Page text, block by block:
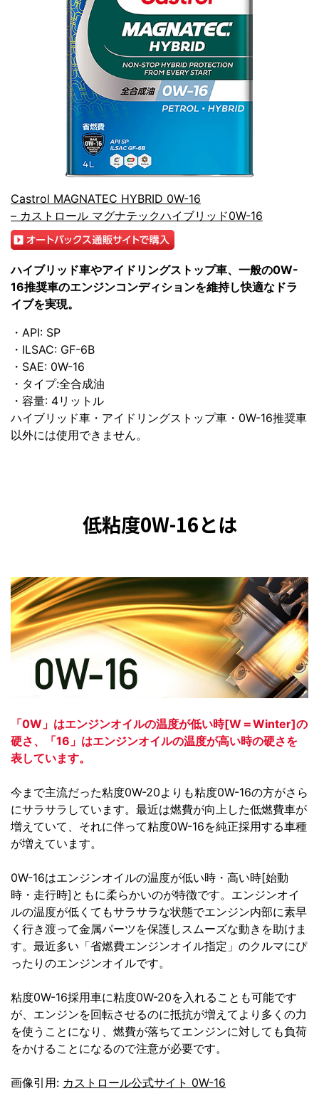
Castrol MAGNATEC HYBRID 0W-16
– カストロール マグナテックハイブリッド0W-16
ハイブリッド車やアイドリングストップ車、一般の0W-
16推奨車のエンジンコンディションを維持し快適なドラ
イブを実現。
・API: SP
・ILSAC: GF-6B
・SAE: 0W-16
・タイプ:全合成油
・容量: 4リットル
ハイブリッド車・アイドリングストップ車・0W-16推奨車
以外には使用できません。
低粘度0W-16とは
「0W」はエンジンオイルの温度が低い時[W＝Winter]の
硬さ、「16」はエンジンオイルの温度が高い時の硬さを
表しています。
今まで主流だった粘度0W-20よりも粘度0W-16の方がさら
にサラサラしています。最近は燃費が向上した低燃費車が
増えていて、それに伴って粘度0W-16を純正採用する車種
が増えています。
0W-16はエンジンオイルの温度が低い時・高い時[始動
時・走行時]ともに柔らかいのが特徴です。エンジンオイ
ルの温度が低くてもサラサラな状態でエンジン内部に素早
く行き渡って金属パーツを保護しスムーズな動きを助けま
す。最近多い「省燃費エンジンオイル指定」のクルマにぴ
ったりのエンジンオイルです。
粘度0W-16採用車に粘度0W-20を入れることも可能です
が、エンジンを回転させるのに抵抗が増えてより多くの力
を使うことになり、燃費が落ちてエンジンに対しても負荷
をかけることになるので注意が必要です。
画像引用: カストロール公式サイト 0W-16